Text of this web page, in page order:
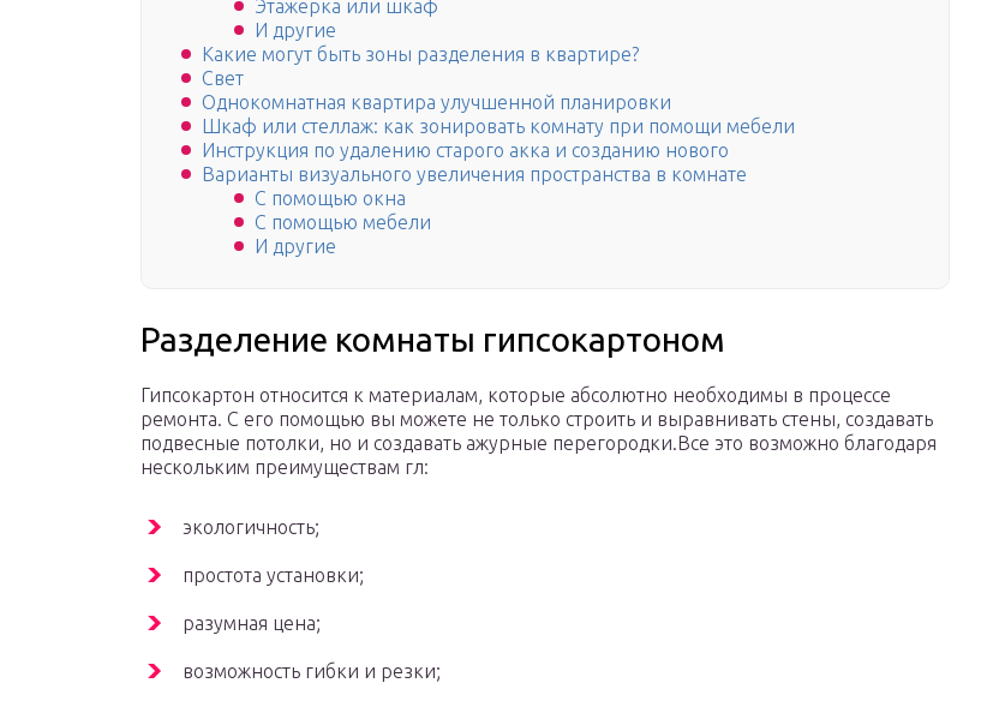
Этажерка или шкаф
И другие
Какие могут быть зоны разделения в квартире?
Свет
Однокомнатная квартира улучшенной планировки
Шкаф или стеллаж: как зонировать комнату при помощи мебели
Инструкция по удалению старого акка и созданию нового
Варианты визуального увеличения пространства в комнате
С помощью окна
С помощью мебели
И другие
Разделение комнаты гипсокартоном
Гипсокартон относится к материалам, которые абсолютно необходимы в процессе
ремонта. С его помощью вы можете не только строить и выравнивать стены, создавать
подвесные потолки, но и создавать ажурные перегородки.Все это возможно благодаря
нескольким преимуществам гл:
экологичность;
простота установки;
разумная цена;
возможность гибки и резки;